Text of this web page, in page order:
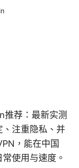
荐：最新实测
注重隐私、并
，能在中国
使用与速度。